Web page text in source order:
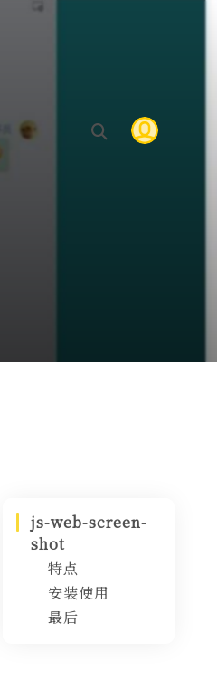
js-web-screen-
shot
特点
安装使用
js版本
最后